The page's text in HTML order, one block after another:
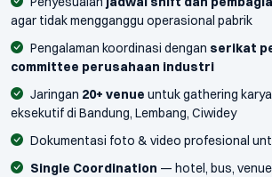
agar tidak mengganggu operasional pabrik
Pengalaman koordinasi dengan serikat
committee perusahaan industri
Jaringan 20+ venue untuk gathering
eksekutif di Bandung, Lembang, Ciwidey
Dokumentasi foto & video profesional
Single Coordination — hotel, bus,